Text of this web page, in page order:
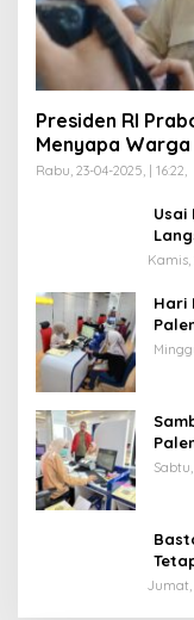
Presiden RI
Menyapa Warga
Rabu, 23-04-2025, | 16:22,
Usai
Kamis,
Hari
Sabtu,
Jumat,